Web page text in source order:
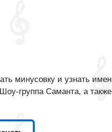
минусовку и узнать
группа Саманта, а